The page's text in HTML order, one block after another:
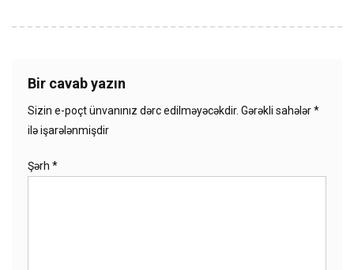
Bir cavab yazın
Sizin e-poçt ünvanınız dərc edilməyəcəkdir. Gərəkli sahələr*
ilə işarələnmişdir
Şərh *